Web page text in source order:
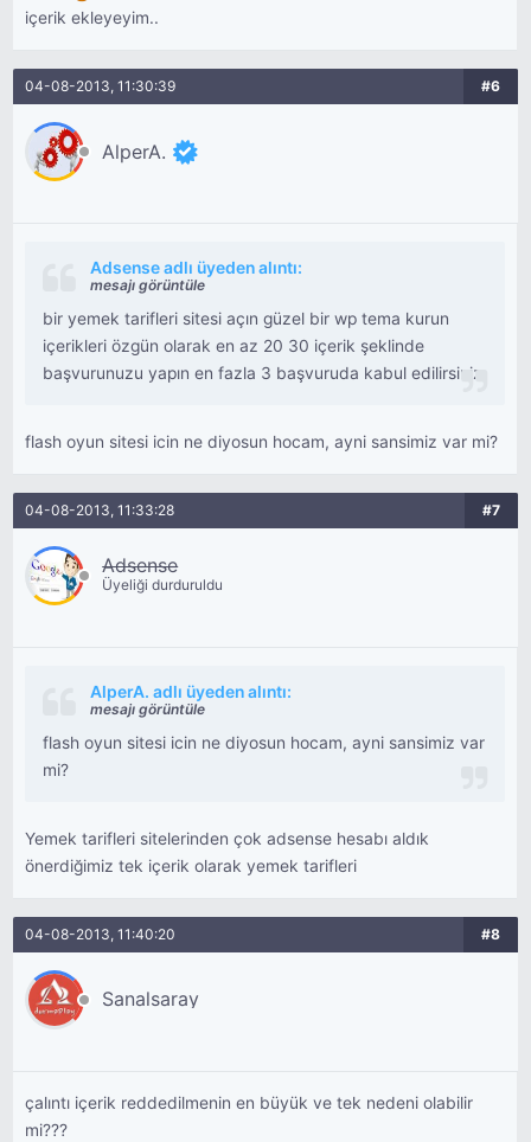
içerik ekleyeyim..
04-08-2013, 11:30:39 #6
AlperA.
Adsense adlı üyeden alıntı:
mesajı görüntüle
bir yemek tarifleri sitesi açın güzel bir wp tema kurun
içerikleri özgün olarak en az 20 30 içerik şeklinde
başvurunuzu yapın en fazla 3 başvuruda kabul edilirsiniz
flash oyun sitesi icin ne diyosun hocam, ayni sansimiz var mi?
04-08-2013, 11:33:28 #7
Adsense
Üyeliği durduruldu
AlperA. adlı üyeden alıntı:
mesajı görüntüle
flash oyun sitesi icin ne diyosun hocam, ayni sansimiz var
mi?
Yemek tarifleri sitelerinden çok adsense hesabı aldık
önerdiğimiz tek içerik olarak yemek tarifleri
04-08-2013, 11:40:20 #8
Sanalsaray
çalıntı içerik reddedilmenin en büyük ve tek nedeni olabilir
mi???